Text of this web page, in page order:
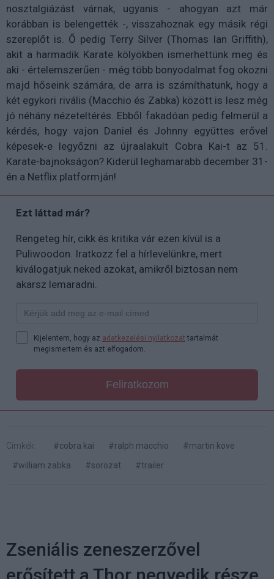
nosztalgiázást várnak, ugyanis - ahogyan azt már
korábban is belengették -, visszahoznak egy másik régi
szereplőt is. Ő pedig Terry Silver (Thomas Ian Griffith),
akit a harmadik Karate kölyökben ismerhettünk meg és
aki - értelemszerűen - még több bonyodalmat fog okozni
majd hőseink számára, de arra is számíthatunk, hogy a
két egykori rivális (Macchio és Zabka) között is lesz még
jó néhány nézeteltérés. Ebből fakadóan pedig felmerül a
kérdés, hogy vajon Daniel és Johnny együttes erővel
képesek-e legyőzni az újraalakult Cobra Kai-t az 51.
Karate-bajnokságon? Kiderül leghamarabb december 31-
én a Netflix platformján!
Ezt láttad már?
Rengeteg hír, cikk és kritika vár ezen kívül is a
Puliwoodon. Iratkozz fel a hírlevelünkre, mert
kiválogatjuk neked azokat, amikről biztosan nem
akarsz lemaradni.
Kijelentem, hogy az adatkezelési nyilatkozat tartalmát
megismertem és azt elfogadom.
Feliratkozom
Címkék: #cobra kai #ralph macchio
#martin kove
#william zabka
#sorozat #trailer
Zseniális zeneszerzővel